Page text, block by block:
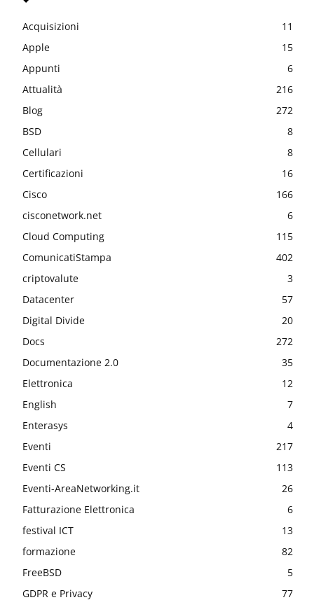
Acquisizioni
11
Apple
15
Appunti
6
Attualità
216
Blog
272
BSD
8
Cellulari
8
Certificazioni
16
Cisco
166
cisconetwork.net
6
Cloud Computing
115
ComunicatiStampa
402
criptovalute
3
Datacenter
57
Digital Divide
20
Docs
272
Documentazione 2.0
35
Elettronica
12
English
7
Enterasys
4
Eventi
217
Eventi CS
113
Eventi-AreaNetworking.it
26
Fatturazione Elettronica
6
festival ICT
13
formazione
82
FreeBSD
5
GDPR e Privacy
77